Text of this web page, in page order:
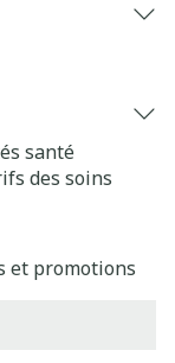
santé
des soins
et promotions